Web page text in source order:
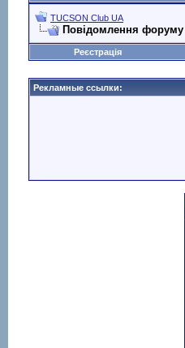
TUCSON Club UA
Повідомлення форуму
Реєстрація
Рекламные ссылки: